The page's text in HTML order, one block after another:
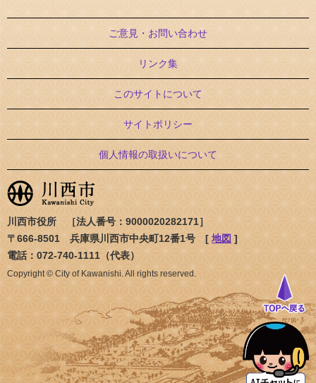
ご意見・お問い合わせ
リンク集
このサイトについて
サイトポリシー
個人情報の取扱いについて
川西市役所 ［法人番号：9000020282171］
〒666-8501 兵庫県川西市中央町12番1号 [ 地図 ]
電話：072-740-1111（代表）
Copyright © City of Kawanishi. All rights reserved.